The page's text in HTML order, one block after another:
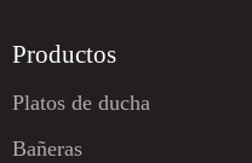
Productos
Platos de ducha
Bañeras